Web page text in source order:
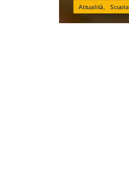
Attualità, Scuola